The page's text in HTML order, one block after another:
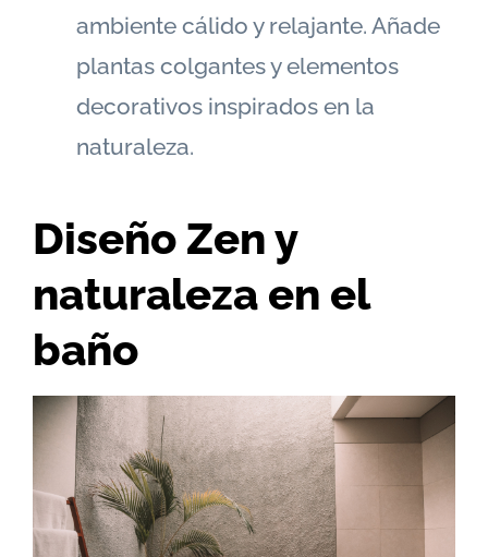
ambiente cálido y relajante. Añade
plantas colgantes y elementos
decorativos inspirados en la
naturaleza.
Diseño Zen y
naturaleza en el
baño